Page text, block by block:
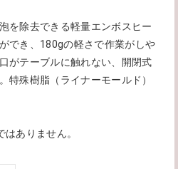
を除去できる軽量エンボスヒー
でき、180gの軽さで作業がしや
がテーブルに触れない、開閉式
特殊樹脂（ライナーモールド）
ありません。